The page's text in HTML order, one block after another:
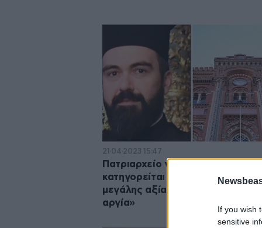
If you wish
sensitive
21·04·2023 15:47
Πατριαρχείο για Αρχιμανδρίτη που
κατηγορείται για κλοπή ρολογιού
μεγάλης αξίας – «Έχει τεθεί σε
αργία»